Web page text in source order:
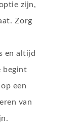
zijn,
Zorg
en altijd
begint
een
van